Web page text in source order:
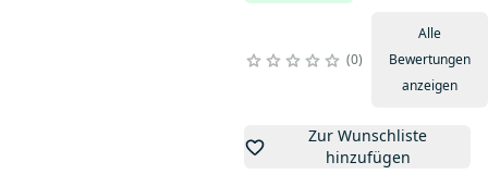
0
Alle
Bewertungen
anzeigen
Zur Wunschliste
hinzufügen